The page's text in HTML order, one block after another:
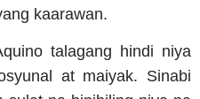
kaarawan.
talagang hindi niya
at maiyak. Sinabi